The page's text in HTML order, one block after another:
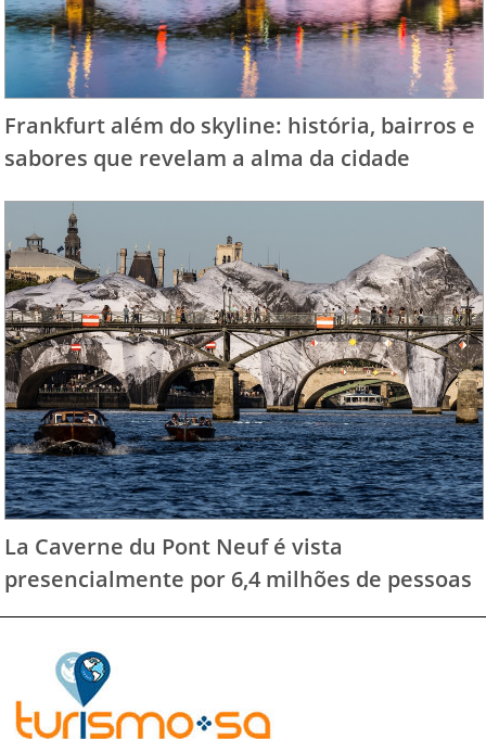
Frankfurt além do skyline: história, bairros e
sabores que revelam a alma da cidade
La Caverne du Pont Neuf é vista
presencialmente por 6,4 milhões de pessoas